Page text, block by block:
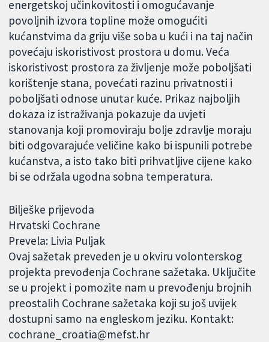
energetskoj učinkovitosti i omogućavanje
povoljnih izvora topline može omogućiti
kućanstvima da griju više soba u kući i na taj način
povećaju iskoristivost prostora u domu. Veća
iskoristivost prostora za življenje može poboljšati
korištenje stana, povećati razinu privatnosti i
poboljšati odnose unutar kuće. Prikaz najboljih
dokaza iz istraživanja pokazuje da uvjeti
stanovanja koji promoviraju bolje zdravlje moraju
biti odgovarajuće veličine kako bi ispunili potrebe
kućanstva, a isto tako biti prihvatljive cijene kako
bi se održala ugodna sobna temperatura.
Bilješke prijevoda
Hrvatski Cochrane
Prevela: Livia Puljak
Ovaj sažetak preveden je u okviru volonterskog
projekta prevođenja Cochrane sažetaka. Uključite
se u projekt i pomozite nam u prevođenju brojnih
preostalih Cochrane sažetaka koji su još uvijek
dostupni samo na engleskom jeziku. Kontakt:
cochrane_croatia@mefst.hr